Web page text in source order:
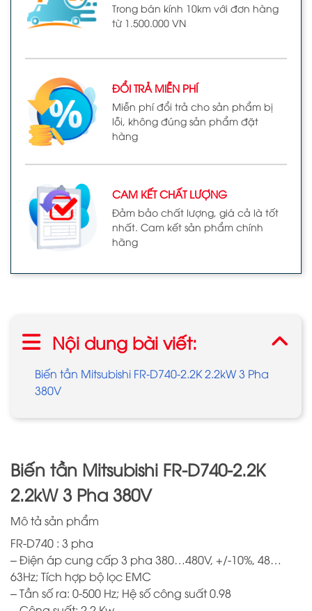
Trong bán kính 10km với đơn hàng
từ 1.500.000 VN
ĐỔI TRẢ MIỄN PHÍ
Miễn phí đổi trả cho sản phẩm bị
lỗi, không đúng sản phẩm đặt
hàng
CAM KẾT CHẤT LƯỢNG
Đảm bảo chất lượng, giá cả là tốt
nhất. Cam kết sản phẩm chính
hãng
Nội dung bài viết:
Biến tần Mitsubishi FR-D740-2.2K 2.2kW 3 Pha
380V
Biến tần Mitsubishi FR-D740-2.2K
2.2kW 3 Pha 380V
Mô tả sản phẩm
FR-D740 : 3 pha
– Điện áp cung cấp 3 pha 380…480V, +/-10%, 48…
63Hz; Tích hợp bộ lọc EMC
– Tần số ra: 0-500 Hz; Hệ số công suất 0.98